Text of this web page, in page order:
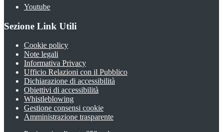
Youtube
Sezione Link Utili
Cookie policy
Note legali
Informativa Privacy
Ufficio Relazioni con il Pubblico
Dichiarazione di accessibilità
Obiettivi di accessibilità
Whistleblowing
Gestione consensi cookie
Amministrazione trasparente